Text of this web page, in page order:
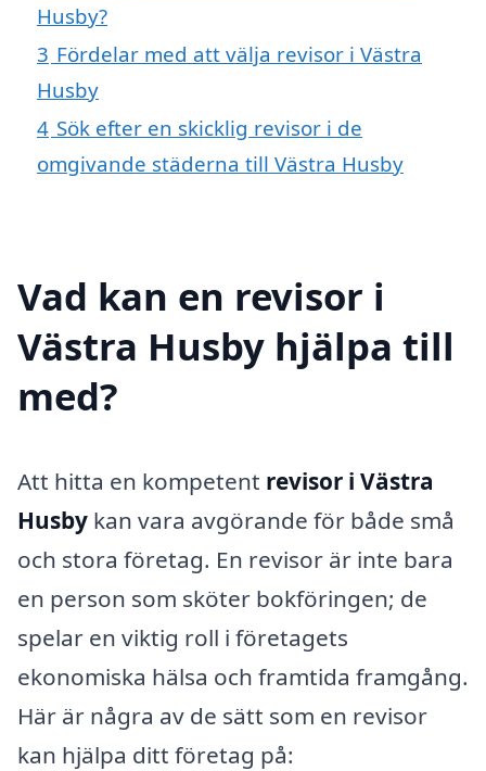
Husby?
3 Fördelar med att välja revisor i Västra
Husby
4 Sök efter en skicklig revisor i de
omgivande städerna till Västra Husby
Vad kan en revisor i
Västra Husby hjälpa till
med?
Att hitta en kompetent revisor i Västra
Husby kan vara avgörande för både små
och stora företag. En revisor är inte bara
en person som sköter bokföringen; de
spelar en viktig roll i företagets
ekonomiska hälsa och framtida framgång.
Här är några av de sätt som en revisor
kan hjälpa ditt företag på: